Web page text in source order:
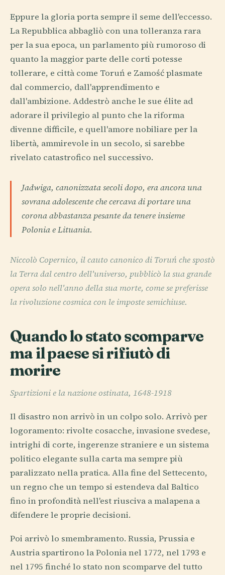
Eppure la gloria porta sempre il seme dell'eccesso.
La Repubblica abbagliò con una tolleranza rara
per la sua epoca, un parlamento più rumoroso di
quanto la maggior parte delle corti potesse
tollerare, e città come Toruń e Zamość plasmate
dal commercio, dall'apprendimento e
dall'ambizione. Addestrò anche le sue élite ad
adorare il privilegio al punto che la riforma
divenne difficile, e quell'amore nobiliare per la
libertà, ammirevole in un secolo, si sarebbe
rivelato catastrofico nel successivo.
Jadwiga, canonizzata secoli dopo, era ancora una
sovrana adolescente che cercava di portare una
corona abbastanza pesante da tenere insieme
Polonia e Lituania.
Niccolò Copernico, il cauto canonico di Toruń che spostò
la Terra dal centro dell'universo, pubblicò la sua grande
opera solo nell'anno della sua morte, come se preferisse
la rivoluzione cosmica con le imposte semichiuse.
Quando lo stato scomparve
ma il paese si rifiutò di
morire
Spartizioni e la nazione ostinata, 1648-1918
Il disastro non arrivò in un colpo solo. Arrivò per
logoramento: rivolte cosacche, invasione svedese,
intrighi di corte, ingerenze straniere e un sistema
politico elegante sulla carta ma sempre più
paralizzato nella pratica. Alla fine del Settecento,
un regno che un tempo si estendeva dal Baltico
fino in profondità nell'est riusciva a malapena a
difendere le proprie decisioni.
Poi arrivò lo smembramento. Russia, Prussia e
Austria spartirono la Polonia nel 1772, nel 1793 e
nel 1795 finché lo stato non scomparve del tutto